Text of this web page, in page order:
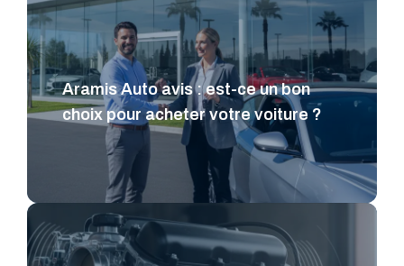
Aramis Auto avis : est-ce un bon
choix pour acheter votre voiture ?